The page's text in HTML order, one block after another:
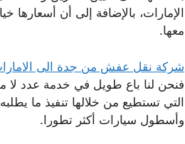
الإمارات، بالإضافة إلى أن أسعارها
معها.
شركة نقل عفش من جدة الى
فنحن لنا باع طويل في خدمة عدد لا
التي تستطيع من خلالها تنفيذ ما
وأسطول سيارات أكثر تطورا.